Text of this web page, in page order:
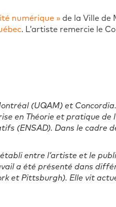
numérique » de la Ville de
. L’artiste remercie le
(UQAM) et
en Théorie et pratique de
(ENSAD). Dans le cadre
entre l’artiste et le
a été présenté dans
et Pittsburgh). Elle vit